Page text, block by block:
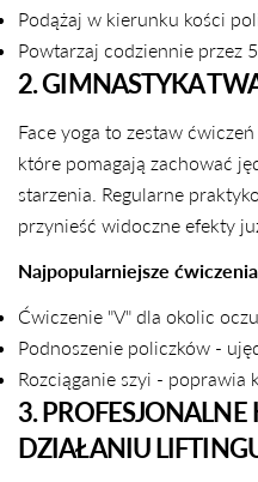
Podążaj w kierunku kości
Powtarzaj codziennie przez
2. GIMNASTYKA
Face yoga to zestaw
które pomagają zachować
starzenia. Regularne
przynieść widoczne efekty
Najpopularniejsze
Ćwiczenie "V" dla okolic
Podnoszenie policzków -
Rozciąganie szyi - poprawia
3.
DZIAŁANIU